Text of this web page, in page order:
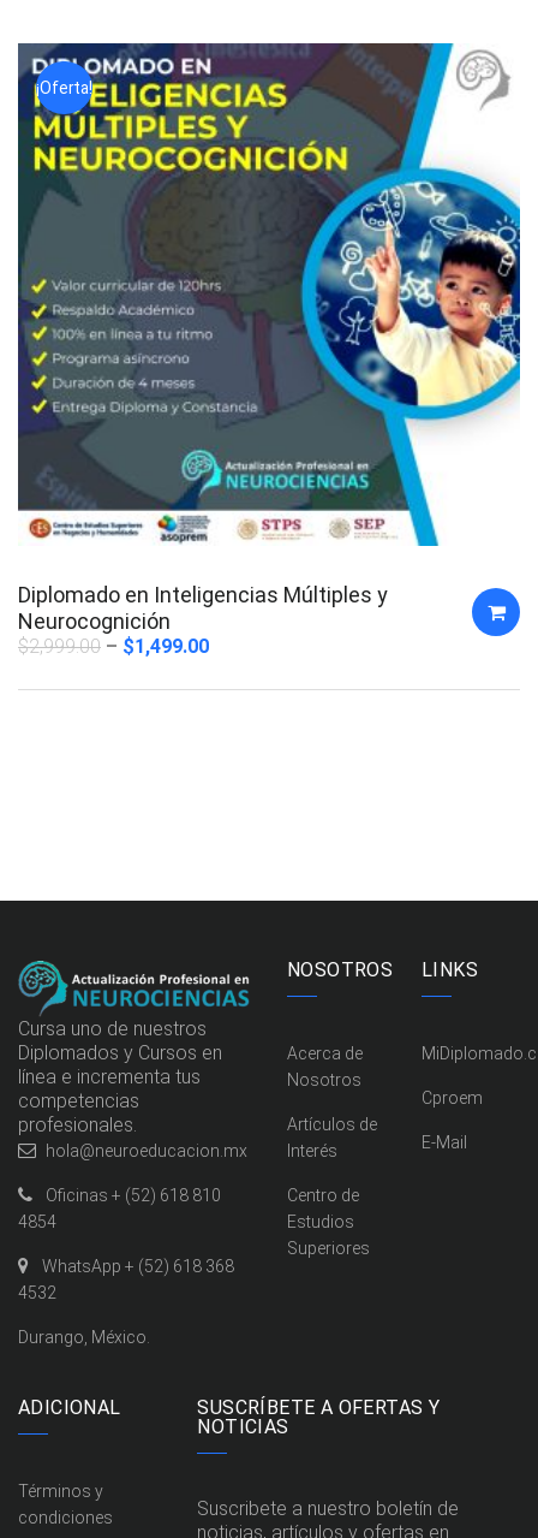
¡Oferta!
Diplomado en Inteligencias Múltiples y
Neurocognición
$2,999.00 $1,499.00
Cursa uno de nuestros
Diplomados y Cursos en
línea e incrementa tus
competencias
profesionales.
hola@neuroeducacion.mx
Oficinas + (52) 618 810
4854
WhatsApp + (52) 618 368
4532
Durango, México.
NOSOTROS
Acerca de
Nosotros
Artículos de
Interés
Centro de
Estudios
Superiores
LINKS
Cproem
E-Mail
ADICIONAL
Términos y
condiciones
SUSCRÍBETE A OFERTAS Y
NOTICIAS
Suscribete a nuestro boletín de
noticias, artículos y ofertas en